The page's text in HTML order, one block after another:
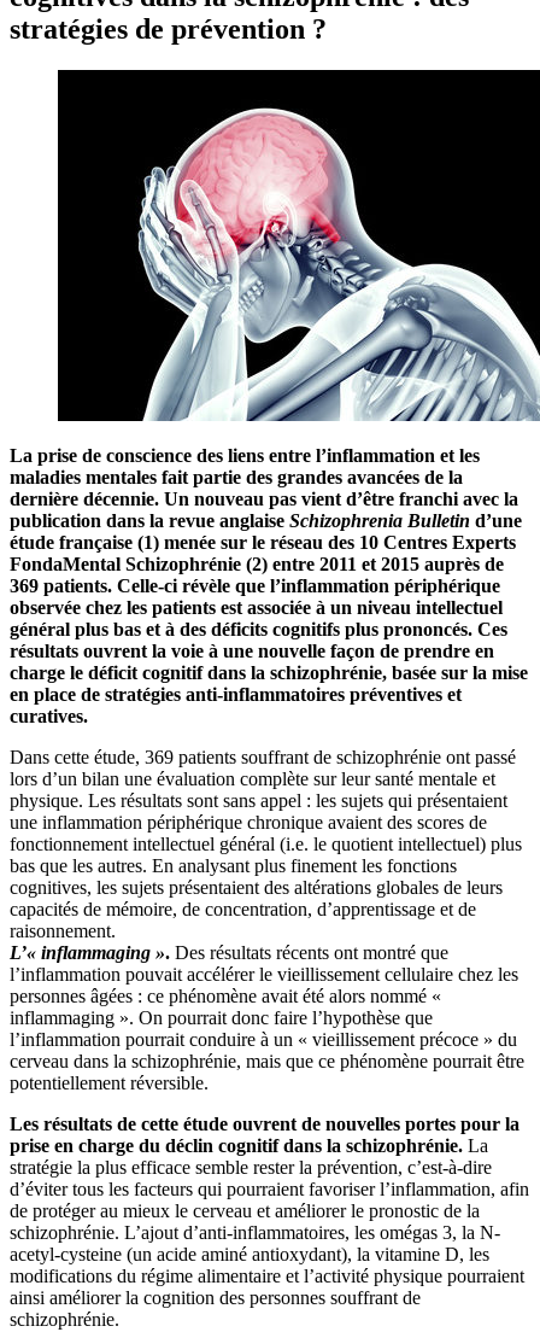
stratégies de prévention ?
La prise de conscience des liens entre l’inflammation et les
maladies mentales fait partie des grandes avancées de la
dernière décennie. Un nouveau pas vient d’être franchi avec la
publication dans la revue anglaise Schizophrenia Bulletin d’une
étude française (1) menée sur le réseau des 10 Centres Experts
FondaMental Schizophrénie (2) entre 2011 et 2015 auprès de
369 patients. Celle-ci révèle que l’inflammation périphérique
observée chez les patients est associée à un niveau intellectuel
général plus bas et à des déficits cognitifs plus prononcés. Ces
résultats ouvrent la voie à une nouvelle façon de prendre en
charge le déficit cognitif dans la schizophrénie, basée sur la mise
en place de stratégies anti-inflammatoires préventives et
curatives.
Dans cette étude, 369 patients souffrant de schizophrénie ont passé
lors d’un bilan une évaluation complète sur leur santé mentale et
physique. Les résultats sont sans appel : les sujets qui présentaient
une inflammation périphérique chronique avaient des scores de
fonctionnement intellectuel général (i.e. le quotient intellectuel) plus
bas que les autres. En analysant plus finement les fonctions
cognitives, les sujets présentaient des altérations globales de leurs
capacités de mémoire, de concentration, d’apprentissage et de
raisonnement.
L’« inflammaging ». Des résultats récents ont montré que
l’inflammation pouvait accélérer le vieillissement cellulaire chez les
personnes âgées : ce phénomène avait été alors nommé «
inflammaging ». On pourrait donc faire l’hypothèse que
l’inflammation pourrait conduire à un « vieillissement précoce » du
cerveau dans la schizophrénie, mais que ce phénomène pourrait être
potentiellement réversible.
Les résultats de cette étude ouvrent de nouvelles portes pour la
prise en charge du déclin cognitif dans la schizophrénie. La
stratégie la plus efficace semble rester la prévention, c’est-à-dire
d’éviter tous les facteurs qui pourraient favoriser l’inflammation, afin
de protéger au mieux le cerveau et améliorer le pronostic de la
schizophrénie. L’ajout d’anti-inflammatoires, les omégas 3, la N-
acetyl-cysteine (un acide aminé antioxydant), la vitamine D, les
modifications du régime alimentaire et l’activité physique pourraient
ainsi améliorer la cognition des personnes souffrant de
schizophrénie.